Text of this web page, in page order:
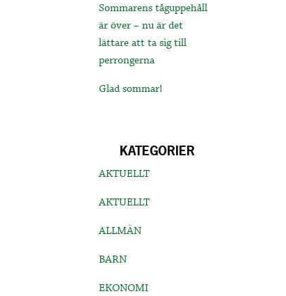
Sommarens tåguppehåll
är över – nu är det
lättare att ta sig till
perrongerna
Glad sommar!
KATEGORIER
AKTUELLT
AKTUELLT
ALLMÄN
BARN
EKONOMI